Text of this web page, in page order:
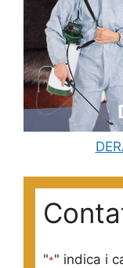
"*" indica i